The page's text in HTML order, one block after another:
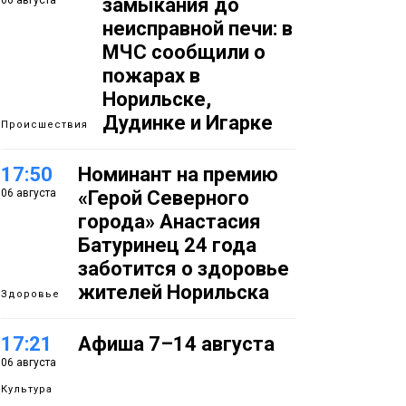
Происшествия
замыкания до
неисправной печи: в
МЧС сообщили о
пожарах в
Норильске,
Дудинке и Игарке
17:50
06 августа
Здоровье
Номинант на премию
«Герой Северного
города» Анастасия
Батуринец 24 года
заботится о здоровье
жителей Норильска
17:21
06 августа
Культура
Афиша 7–14 августа